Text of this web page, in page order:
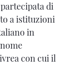
di
a istituzioni
in
con cui il